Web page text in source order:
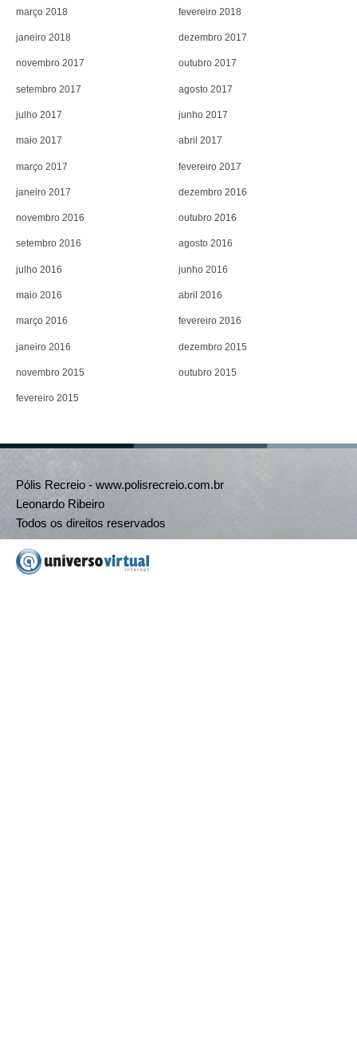
março 2018 fevereiro 2018
janeiro 2018 dezembro 2017
novembro 2017 outubro 2017
setembro 2017 agosto 2017
julho 2017 junho 2017
maio 2017 abril 2017
março 2017 fevereiro 2017
janeiro 2017 dezembro 2016
novembro 2016 outubro 2016
setembro 2016 agosto 2016
julho 2016 junho 2016
maio 2016 abril 2016
março 2016 fevereiro 2016
janeiro 2016 dezembro 2015
novembro 2015 outubro 2015
fevereiro 2015
Pólis Recreio - www.polisrecreio.com.br
Leonardo Ribeiro
Todos os direitos reservados